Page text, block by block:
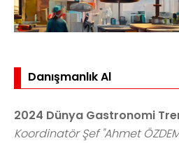
Danışmanlık Al
2024 Dünya Gastronomi
Koordinatör Şef "Ahmet